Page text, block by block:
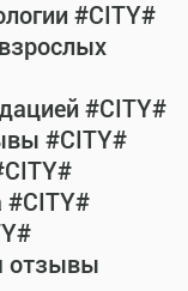
#CITY#
#CITY#
#CITY#
#CITY#
отзывы